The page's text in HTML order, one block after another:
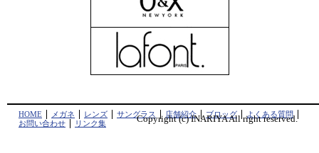
HOME メガネ レンズ サングラス 店舗紹介 ブロッグ
よくある質問
お問い合わせ
リンク集 Copyright (c) INARIYA All right reserved.